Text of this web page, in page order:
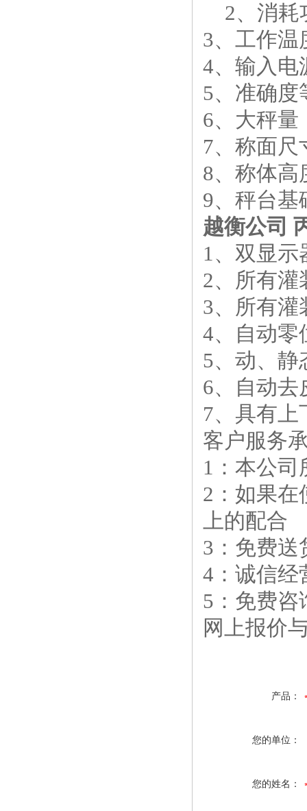
2、消耗
3、工作
4、输入电
5、准确
6、大秤量
7、称面尺
8、称体高
9、秤台基
越衡公司
1、双显
2、所有灌
3、所有灌
4、自动零
5、动、静
6、自动去
7、具有上
客户服务
1：本公司
2：如果在
上的配合
3：免费送
4：诚信经
5：免费咨
网上报价
产品：
您的单位：
您的姓名：